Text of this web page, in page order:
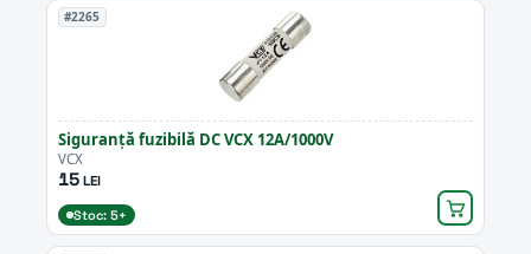
#2265
Siguranță fuzibilă DC VCX 12A/1000V
VCX
15LEI
Stoc: 5+